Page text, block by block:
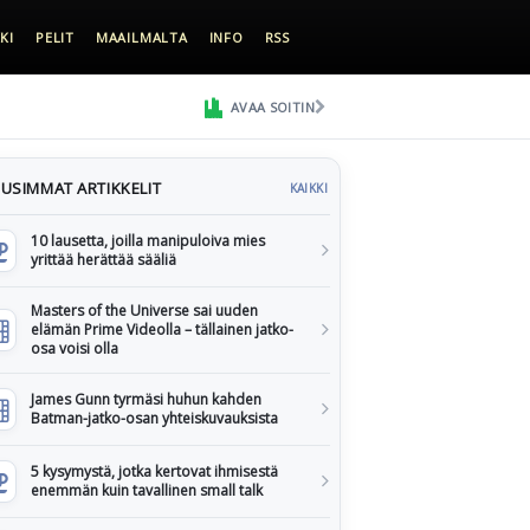
PELIT MAAILMALTA INFO RSS
AVAA SOITIN
ARTIKKELIT KAIKKI
10 lausetta, joilla manipuloiva mies
yrittää herättää sääliä
Masters of the Universe sai uuden
elämän Prime Videolla – tällainen jatko-
osa voisi olla
James Gunn tyrmäsi huhun kahden
Batman-jatko-osan yhteiskuvauksista
5 kysymystä, jotka kertovat ihmisestä
enemmän kuin tavallinen small talk